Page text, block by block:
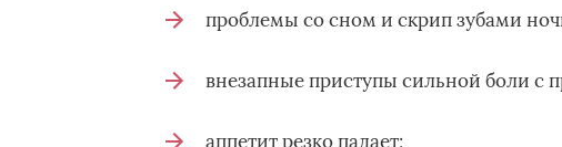
проблемы со сном и скрип зубами
внезапные приступы сильной боли с
аппетит резко падает;